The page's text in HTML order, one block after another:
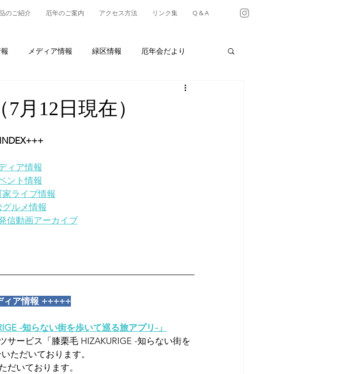
のご紹介 厄年のご案内 アクセス方法 リンク集 Q & A
メディア情報 緑区情報 厄年会だより
グルメ・テイクアウト情報
月12日現在）
ィア情報
ント情報
ライブ情報
グルメ情報
信動画アーカイブ
ィア情報 +++++
-知らない街を歩いて巡る旅アプリ-」
ービス「膝栗毛 HIZAKURIGE -知らない街を
ただいております。
いております。